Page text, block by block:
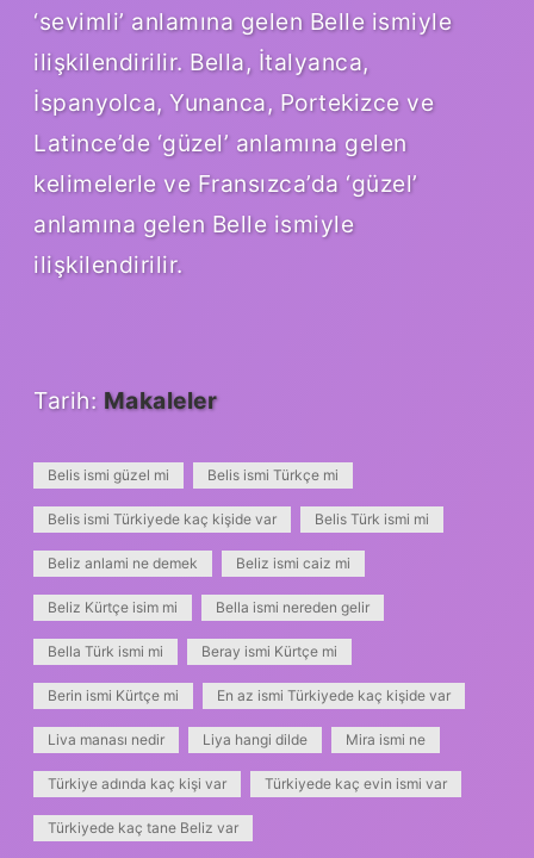
‘sevimli’ anlamına gelen Belle ismiyle
ilişkilendirilir. Bella, İtalyanca,
İspanyolca, Yunanca, Portekizce ve
Latince’de ‘güzel’ anlamına gelen
kelimelerle ve Fransızca’da ‘güzel’
anlamına gelen Belle ismiyle
ilişkilendirilir.
Tarih: Makaleler
Belis ismi güzel mi Belis ismi Türkçe mi
Belis ismi Türkiyede kaç kişide var Belis Türk ismi mi
Beliz anlami ne demek Beliz ismi caiz mi
Beliz Kürtçe isim mi Bella ismi nereden gelir
Bella Türk ismi mi Beray ismi Kürtçe mi
Berin ismi Kürtçe mi En az ismi Türkiyede kaç kişide var
Liva manası nedir Liya hangi dilde Mira ismi ne
Türkiye adında kaç kişi var Türkiyede kaç evin ismi var
Türkiyede kaç tane Beliz var